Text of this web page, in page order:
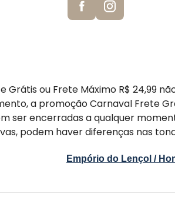
Grátis ou Frete Máximo R$ 24,99
a promoção Carnaval Frete
ser encerradas a qualquer
podem haver diferenças nas
Empório do Lençol /